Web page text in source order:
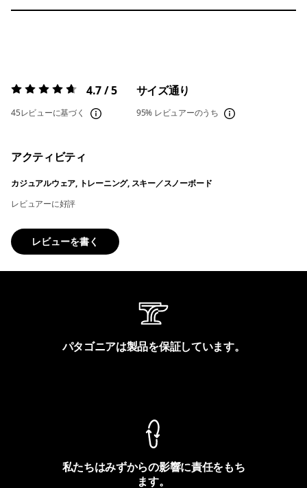
評価:4.7 / 5 4.7 / 5
45レビューに基づく
サイズ通り
95% レビュアーのうち
アクティビティ
カジュアルウェア, トレーニング, スキー／スノーボード
レビュアーに好評
レビューを書く
パタゴニアは製品を保証しています。
私たちはみずからの影響に責任をもち
ます。